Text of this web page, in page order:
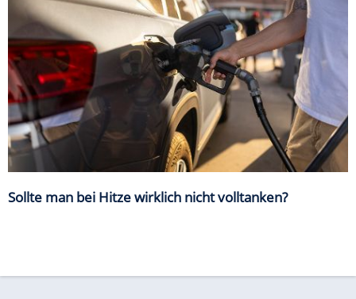
Sollte man bei Hitze wirklich nicht volltanken?